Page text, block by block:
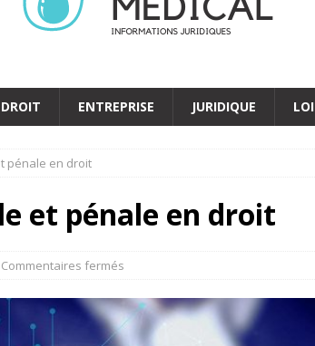
DROIT ENTREPRISE JURIDIQUE LOI
pénale en droit
et pénale en droit
Commentaires fermés